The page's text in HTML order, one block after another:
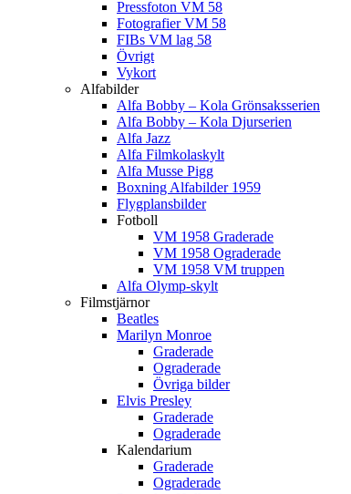
Pressfoton VM 58
Fotografier VM 58
FIBs VM lag 58
Övrigt
Vykort
Alfabilder
Alfa Bobby – Kola Grönsaksserien
Alfa Bobby – Kola Djurserien
Alfa Jazz
Alfa Filmkolaskylt
Alfa Musse Pigg
Boxning Alfabilder 1959
Flygplansbilder
Fotboll
VM 1958 Graderade
VM 1958 Ograderade
VM 1958 VM truppen
Alfa Olymp-skylt
Filmstjärnor
Beatles
Marilyn Monroe
Graderade
Ograderade
Övriga bilder
Elvis Presley
Graderade
Ograderade
Kalendarium
Graderade
Ograderade